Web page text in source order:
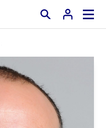
Buscar